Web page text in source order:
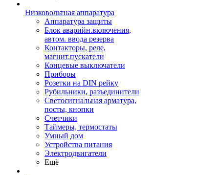
Низковольтная аппаратура
Аппаратура защиты
Блок аварийн.включения,
автом. ввода резерва
Контакторы, реле,
магнит.пускатели
Концевые выключатели
Приборы
Розетки на DIN рейку
Рубильники, разъединители
Светосигнальная арматура,
посты, кнопки
Счетчики
Таймеры, термостаты
Умный дом
Устройства питания
Электродвигатели
Ещё